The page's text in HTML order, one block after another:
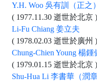
Y.H. Woo 吳有訓（正之）
( 1977.11.30 逝世於北京 )
Li-Fu Chiang 姜立夫
( 1978.02.03 逝世於廣州 )
Chung-Chien Young 楊鍾
( 1979.01.15 逝世於北京 )
Shu-Hua Li 李書華（潤章